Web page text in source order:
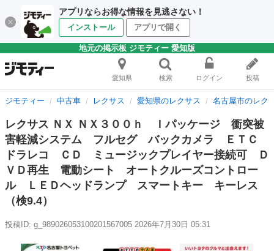
アプリならお得な情報を見逃さない！
インストール アプリで開く
地元の掲示板 ジモティー 愛知版
愛知県 検索 ログイン 投稿
ジモティー 中古車 レクサス 愛知県のレクサス 名古屋市のレク
レクサス ＮＸ ＮＸ３００ｈ Ｉパッケージ 衝突被
害軽減システム フルセグ バックカメラ ＥＴＣ
ドラレコ ＣＤ ミュージックプレイヤー接続可 Ｄ
ＶＤ再生 電動シート オートクルーズコントロー
ル ＬＥＤヘッドランプ スマートキー キーレス
（検9.4）
投稿ID: g_989026053100201567005 2026年7月30日 05:31